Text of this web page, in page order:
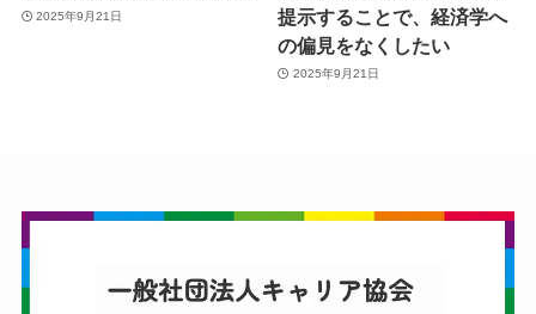
2025年9月21日
提示することで、経済学へ
の偏見をなくしたい
2025年9月21日